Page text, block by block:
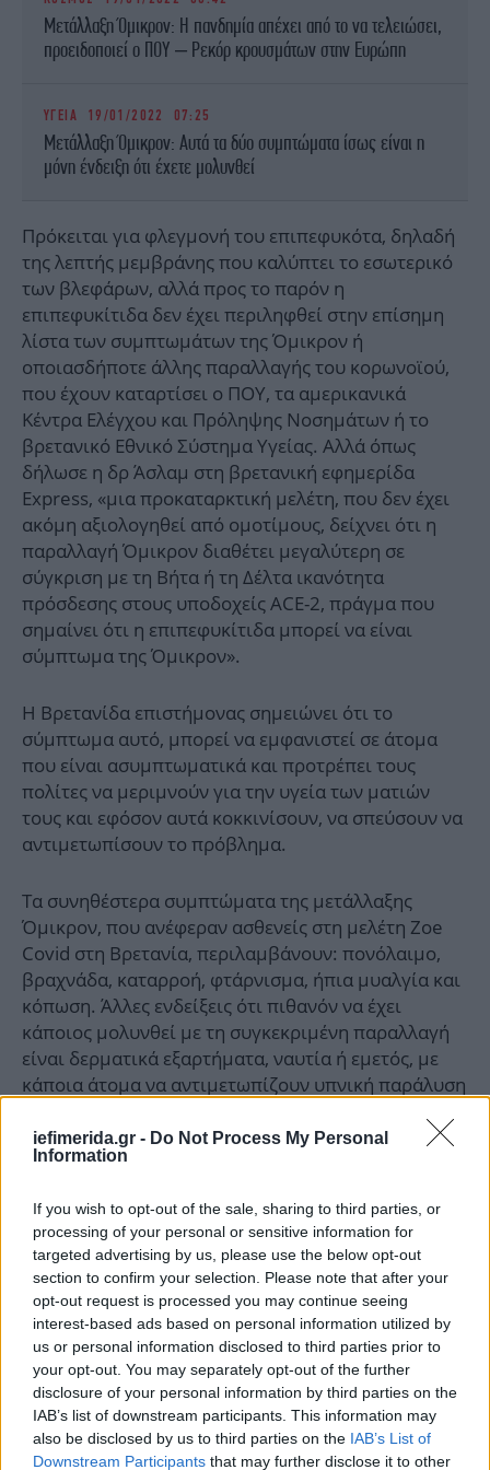
iefimerida.gr - Do Not Process My Personal
Information
If you wish to opt-out of the sale, sharing to third parties, or
processing of your personal or sensitive information for
targeted advertising by us, please use the below opt-out
section to confirm your selection. Please note that after your
opt-out request is processed you may continue seeing
interest-based ads based on personal information utilized by
us or personal information disclosed to third parties prior to
your opt-out. You may separately opt-out of the further
disclosure of your personal information by third parties on the
IAB’s list of downstream participants. This information may
also be disclosed by us to third parties on the IAB’s List of
Downstream Participants that may further disclose it to other
Μετάλλαξη Όμικρον: Η πανδημία απέχει από το να τελειώσει,
προειδοποιεί ο ΠΟΥ – Ρεκόρ κρουσμάτων στην Ευρώπη
ΥΓΕΙΑ 19/01/2022 07:25
Μετάλλαξη Όμικρον: Αυτά τα δύο συμπτώματα ίσως είναι η
μόνη ένδειξη ότι έχετε μολυνθεί
Πρόκειται για φλεγμονή του επιπεφυκότα, δηλαδή
της λεπτής μεμβράνης που καλύπτει το εσωτερικό
των βλεφάρων, αλλά προς το παρόν η
επιπεφυκίτιδα δεν έχει περιληφθεί στην επίσημη
λίστα των συμπτωμάτων της Όμικρον ή
οποιασδήποτε άλλης παραλλαγής του κορωνοϊού,
που έχουν καταρτίσει ο ΠΟΥ, τα αμερικανικά
Κέντρα Ελέγχου και Πρόληψης Νοσημάτων ή το
βρετανικό Εθνικό Σύστημα Υγείας. Αλλά όπως
δήλωσε η δρ Άσλαμ στη βρετανική εφημερίδα
Express, «μια προκαταρκτική μελέτη, που δεν έχει
ακόμη αξιολογηθεί από ομοτίμους, δείχνει ότι η
παραλλαγή Όμικρον διαθέτει μεγαλύτερη σε
σύγκριση με τη Βήτα ή τη Δέλτα ικανότητα
πρόσδεσης στους υποδοχείς ACE-2, πράγμα που
σημαίνει ότι η επιπεφυκίτιδα μπορεί να είναι
σύμπτωμα της Όμικρον».
Η Βρετανίδα επιστήμονας σημειώνει ότι το
σύμπτωμα αυτό, μπορεί να εμφανιστεί σε άτομα
που είναι ασυμπτωματικά και προτρέπει τους
πολίτες να μεριμνούν για την υγεία των ματιών
τους και εφόσον αυτά κοκκινίσουν, να σπεύσουν να
αντιμετωπίσουν το πρόβλημα.
Τα συνηθέστερα συμπτώματα της μετάλλαξης
Όμικρον, που ανέφεραν ασθενείς στη μελέτη Zoe
Covid στη Βρετανία, περιλαμβάνουν: πονόλαιμο,
βραχνάδα, καταρροή, φτάρνισμα, ήπια μυαλγία και
κόπωση. Άλλες ενδείξεις ότι πιθανόν να έχει
κάποιος μολυνθεί με τη συγκεκριμένη παραλλαγή
είναι δερματικά εξαρτήματα, ναυτία ή εμετός, με
κάποια άτομα να αντιμετωπίζουν υπνική παράλυση
του Βερολίνου ανέφερε ότι λιποθυμικά επεισόδια
μπορεί να αποτελούν επίσης ένδειξη της λίαν